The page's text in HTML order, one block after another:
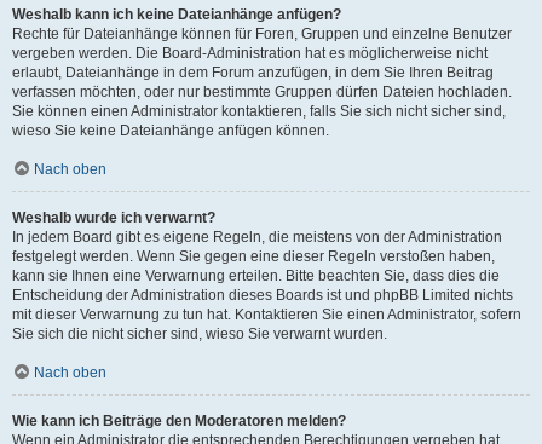
Weshalb kann ich keine Dateianhänge anfügen?
Rechte für Dateianhänge können für Foren, Gruppen und einzelne Benutzer
vergeben werden. Die Board-Administration hat es möglicherweise nicht
erlaubt, Dateianhänge in dem Forum anzufügen, in dem Sie Ihren Beitrag
verfassen möchten, oder nur bestimmte Gruppen dürfen Dateien hochladen.
Sie können einen Administrator kontaktieren, falls Sie sich nicht sicher sind,
wieso Sie keine Dateianhänge anfügen können.
Nach oben
Weshalb wurde ich verwarnt?
In jedem Board gibt es eigene Regeln, die meistens von der Administration
festgelegt werden. Wenn Sie gegen eine dieser Regeln verstoßen haben,
kann sie Ihnen eine Verwarnung erteilen. Bitte beachten Sie, dass dies die
Entscheidung der Administration dieses Boards ist und phpBB Limited nichts
mit dieser Verwarnung zu tun hat. Kontaktieren Sie einen Administrator, sofern
Sie sich die nicht sicher sind, wieso Sie verwarnt wurden.
Nach oben
Wie kann ich Beiträge den Moderatoren melden?
Wenn ein Administrator die entsprechenden Berechtigungen vergeben hat,